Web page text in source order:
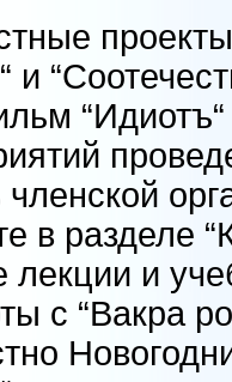
и
членской
в разделе
лекции и
с “Вакра